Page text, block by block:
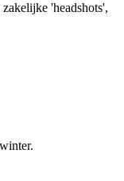
'headshots',